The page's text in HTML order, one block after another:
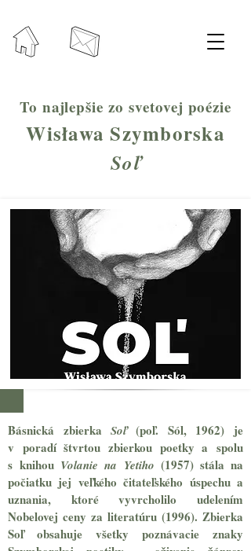
To najlepšie zo svetovej poézie
Wisława Szymborska
Soľ
Básnická zbierkaSoľ(poľ. Sól, 1962) je
v poradí štvrtou zbierkou poetky a spolu
s knihou Volanie na Yetiho (1957) stála na
počiatku jej veľkého čitateľského úspechu a
uznania, ktoré vyvrcholilo udelením
Nobelovej ceny za literatúru (1996). Zbierka
Soľ obsahuje všetky poznávacie znaky